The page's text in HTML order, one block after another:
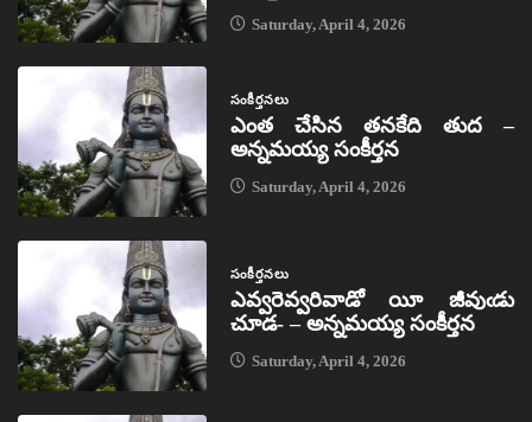
Saturday, April 4, 2026
సంకీర్తనలు
ఎంత చేసిన తనకేది తుద –
అన్నమయ్య సంకీర్తన
Saturday, April 4, 2026
సంకీర్తనలు
ఎవ్వరెవ్వరివాడో యీ జీవుఁడు
చూడ- – అన్నమయ్య సంకీర్తన
Saturday, April 4, 2026